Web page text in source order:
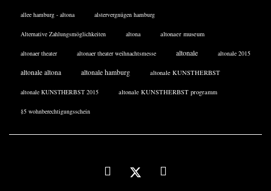
allee hamburg - altona alstervergnügen hamburg
Alternative Zahlungsmöglichkeiten altona altonaer museum
altonaer theater altonaer theater weihnachtsmesse altonale altonale 2015
altonale altona altonale hamburg altonale KUNSTHERBST
altonale KUNSTHERBST 2015 altonale KUNSTHERBST programm
§5 wohnberechtigungsschein